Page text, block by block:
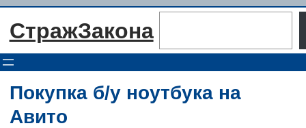
Перейти
СтражЗакона
Покупка б/у ноутбука на
Авито